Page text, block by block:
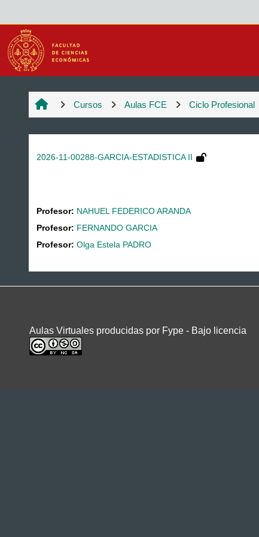
Cursos Aulas FCE Ciclo Profesional
2026-11-00288-GARCIA-ESTADISTICA II
Profesor: NAHUEL FEDERICO ARANDA
Profesor: FERNANDO GARCIA
Profesor:Olga Estela PADRO
Aulas Virtuales producidas por Fype - Bajo licencia